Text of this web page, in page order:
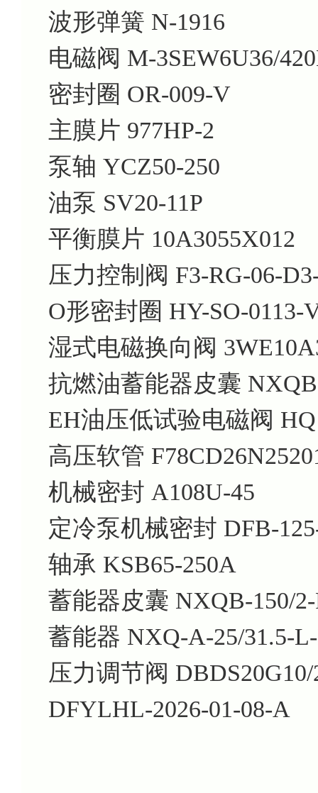
波形弹簧 N-1916
电磁阀 M-3SEW6U36/
密封圈 OR-009-V
主膜片 977HP-2
泵轴 YCZ50-250
油泵 SV20-11P
平衡膜片 10A3055X012
压力控制阀 F3-RG-06-
O形密封圈 HY-SO-0113-
湿式电磁换向阀
抗燃油蓄能器皮囊
EH油压低试验电磁阀
高压软管
机械密封 A108U-45
定冷泵机械密封 DFB-
轴承 KSB65-250A
蓄能器皮囊 NXQB-150/
蓄能器 NXQ-A-25/31.5-
压力调节阀 DBDS20G10/
DFYLHL-2026-01-08-A